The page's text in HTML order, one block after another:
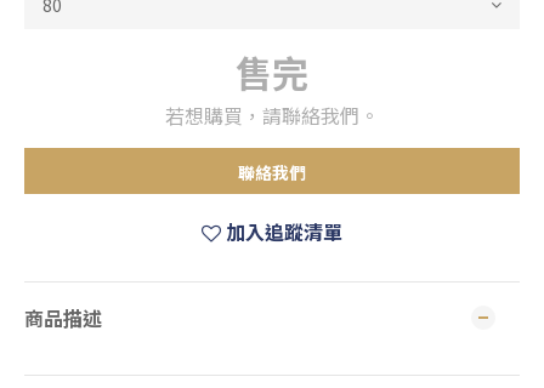
售完
若想購買，請聯絡我們。
聯絡我們
加入追蹤清單
商品描述